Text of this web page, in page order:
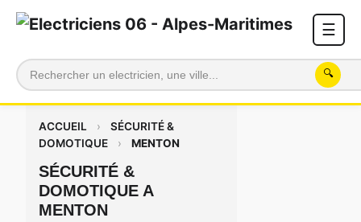
☰
🔍
ACCUEIL ›
SÉCURITÉ &
DOMOTIQUE
› MENTON
SÉCURITÉ &
DOMOTIQUE A
MENTON